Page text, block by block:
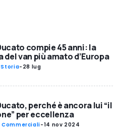
compie 45 anni: la
del van più amato d’Europa
- 28 lug
perché è ancora lui “il
per eccellenza
Commerciali-14 nov 2024